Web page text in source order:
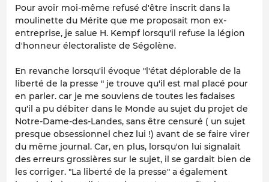
Pour avoir moi-même refusé d'être inscrit dans la
moulinette du Mérite que me proposait mon ex-
entreprise, je salue H. Kempf lorsqu'il refuse la légion
d'honneur électoraliste de Ségolène.
En revanche lorsqu'il évoque "l'état déplorable de la
liberté de la presse " je trouve qu'il est mal placé pour
en parler. car je me souviens de toutes les fadaises
qu'il a pu débiter dans le Monde au sujet du projet de
Notre-Dame-des-Landes, sans être censuré ( un sujet
presque obsessionnel chez lui !) avant de se faire virer
du même journal. Car, en plus, lorsqu'on lui signalait
des erreurs grossières sur le sujet, il se gardait bien de
les corriger. "La liberté de la presse" a également